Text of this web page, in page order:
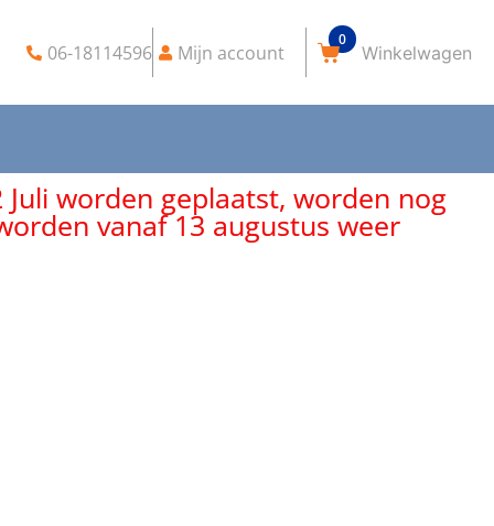
06-18114596 Mijn account
0
worden geplaatst, worden nog
vanaf 13 augustus weer